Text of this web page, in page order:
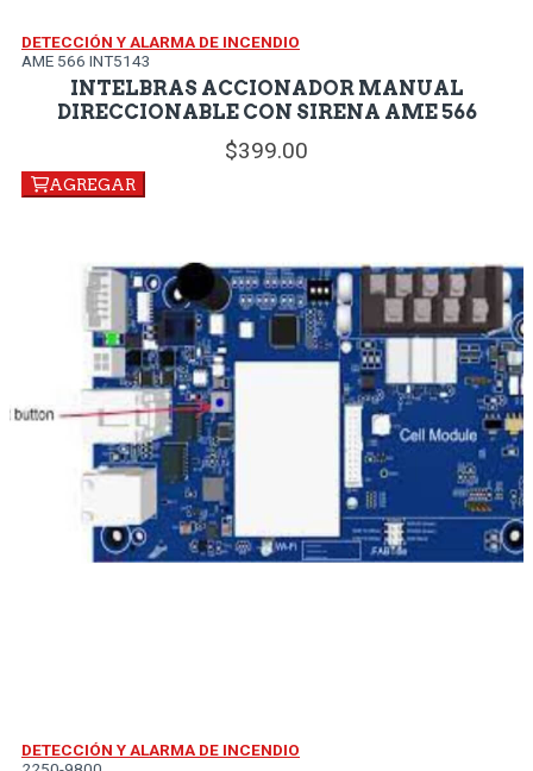
DETECCIÓN Y ALARMA DE INCENDIO
AME 566 INT5143
INTELBRAS ACCIONADOR MANUAL
DIRECCIONABLE CON SIRENA AME 566
399.00
AGREGAR
DETECCIÓN Y ALARMA DE INCENDIO